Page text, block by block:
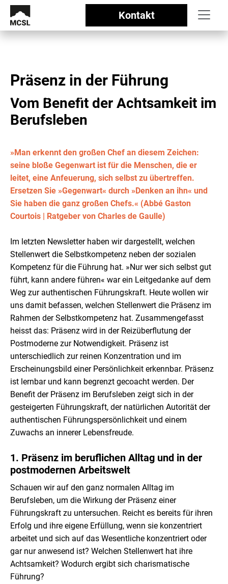
Kontakt
Präsenz in der Führung - vom Benefit der Achtsamkeit im Berufsleben
Präsenz in der Führung
Vom Benefit der Achtsamkeit im
Berufsleben
»Man erkennt den großen Chef an diesem Zeichen:
seine bloße Gegenwart ist für die Menschen, die er
leitet, eine Anfeuerung, sich selbst zu übertreffen.
Ersetzen Sie »Gegenwart« durch »Denken an ihn« und
Sie haben die ganz großen Chefs.« (Abbé Gaston
Courtois | Ratgeber von Charles de Gaulle)
Im letzten Newsletter haben wir dargestellt, welchen
Stellenwert die Selbstkompetenz neben der sozialen
Kompetenz für die Führung hat. »Nur wer sich selbst gut
führt, kann andere führen« war ein Leitgedanke auf dem
Weg zur authentischen Führungskraft. Heute wollen wir
uns damit befassen, welchen Stellenwert die Präsenz im
Rahmen der Selbstkompetenz hat. Zusammengefasst
heisst das: Präsenz wird in der Reizüberflutung der
Postmoderne zur Notwendigkeit. Präsenz ist
unterschiedlich zur reinen Konzentration und im
Erscheinungsbild einer Persönlichkeit erkennbar. Präsenz
ist lernbar und kann begrenzt gecoacht werden. Der
Benefit der Präsenz im Berufsleben zeigt sich in der
gesteigerten Führungskraft, der natürlichen Autorität der
authentischen Führungspersönlichkeit und einem
Zuwachs an innerer Lebensfreude.
1. Präsenz im beruflichen Alltag und in der
postmodernen Arbeitswelt
Schauen wir auf den ganz normalen Alltag im
Berufsleben, um die Wirkung der Präsenz einer
Führungskraft zu untersuchen. Reicht es bereits für ihren
Erfolg und ihre eigene Erfüllung, wenn sie konzentriert
arbeitet und sich auf das Wesentliche konzentriert oder
gar nur anwesend ist? Welchen Stellenwert hat ihre
Achtsamkeit? Wodurch ergibt sich charismatische
Führung?